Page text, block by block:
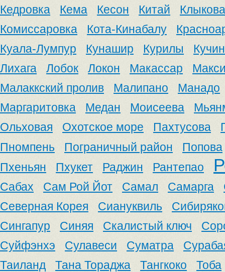
Кедровка Кема Кесон Китай
Клыкова
Комиссаровка
Кота-Кинабалу
Куала-Лумпур
Кунашир Курилы
Лихага
Лобок Локон Макассар
Малаккский пролив
Малипано
Манадо
Маргаритовка
Медан Моисеева
Ольховая
Охотское море Пахтусова
Пномпень
Пограничный район
Попова
Пхеньян
Пхукет Раджин Рантепао
Сабах Сам Рой Йот Самал Самарга
Северная Корея
Сиануквиль
Сингапур
Синяя Скалистый ключ
Суйфэнхэ
Сулавеси Суматра
Таиланд
Тана Тораджа Тангкоко
Тоба